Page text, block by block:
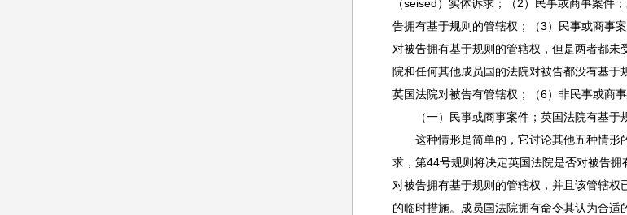
（seised）实体诉求；（2）民事或商事案件
告拥有基于规则的管辖权；（3）民事或商事
对被告拥有基于规则的管辖权，但是两者都
院和任何其他成员国的法院对被告都没有基于
英国法院对被告有管辖权；（6）非民事或商
（一）民事或商事案件；英国法院有基于
这种情形是简单的，它讨论其他五种情形
求，第44号规则将决定英国法院是否对被告
对被告拥有基于规则的管辖权，并且该管辖
的临时措施。成员国法院拥有命令其认为合